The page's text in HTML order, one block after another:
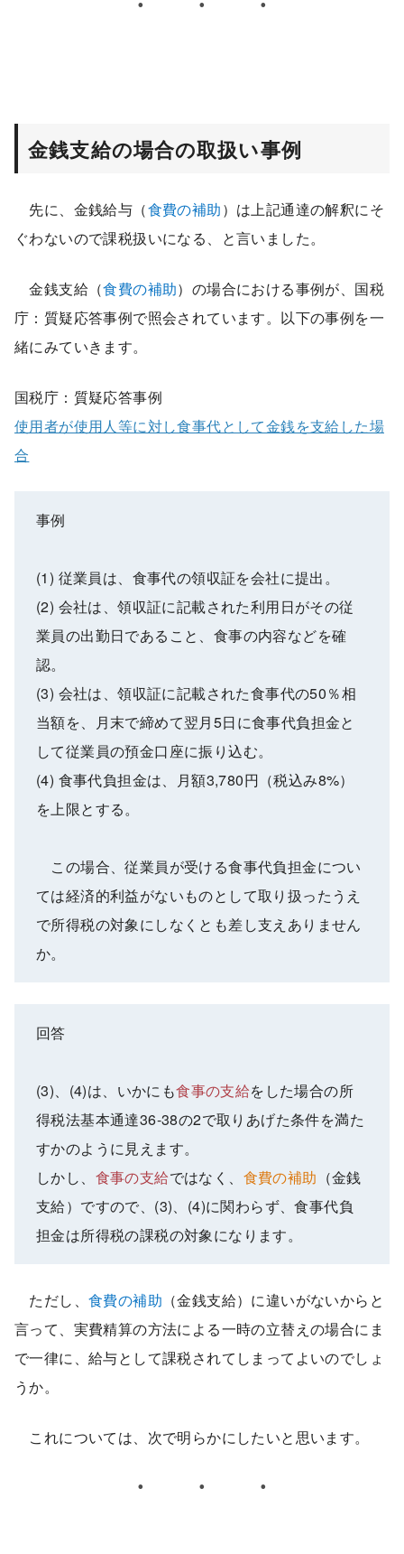
金銭支給の場合の取扱い事例
先に、金銭給与（食費の補助）は上記通達の解釈にそ
ぐわないので課税扱いになる、と言いました。
金銭支給（食費の補助）の場合における事例が、国税
庁：質疑応答事例で照会されています。以下の事例を一
緒にみていきます。
国税庁：質疑応答事例
使用者が使用人等に対し食事代として金銭を支給した場
合
事例
(1) 従業員は、食事代の領収証を会社に提出。
(2) 会社は、領収証に記載された利用日がその従
業員の出勤日であること、食事の内容などを確
認。
(3) 会社は、領収証に記載された食事代の50％相
当額を、月末で締めて翌月5日に食事代負担金と
して従業員の預金口座に振り込む。
(4) 食事代負担金は、月額3,780円（税込み8%）
を上限とする。
この場合、従業員が受ける食事代負担金につい
ては経済的利益がないものとして取り扱ったうえ
で所得税の対象にしなくとも差し支えありません
か。
回答
(3)、(4)は、いかにも食事の支給をした場合の所
得税法基本通達36-38の2で取りあげた条件を満た
すかのように見えます。
しかし、 食事の支給ではなく、 食費の補助 （金銭
支給）ですので、(3)、(4)に関わらず、食事代負
担金は所得税の課税の対象になります。
ただし、 食費の補助 （金銭支給）に違いがないからと
言って、実費精算の方法による一時の立替えの場合にま
で一律に、給与として課税されてしまってよいのでしょ
うか。
これについては、次で明らかにしたいと思います。